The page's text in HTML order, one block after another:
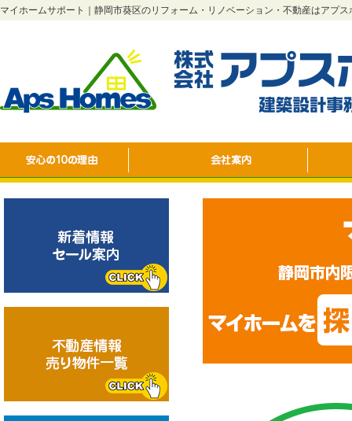
マイホームサポート｜静岡市葵区のリフォーム・リノベーション・不動産はアプス